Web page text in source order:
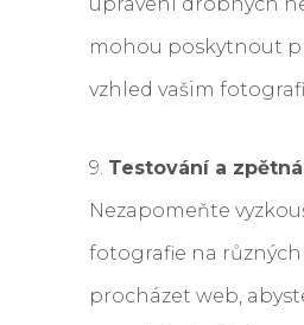
mohou poskytnout
vzhled vašim
9. Testování a
Nezapomeňte
fotografie na různých
procházet web,